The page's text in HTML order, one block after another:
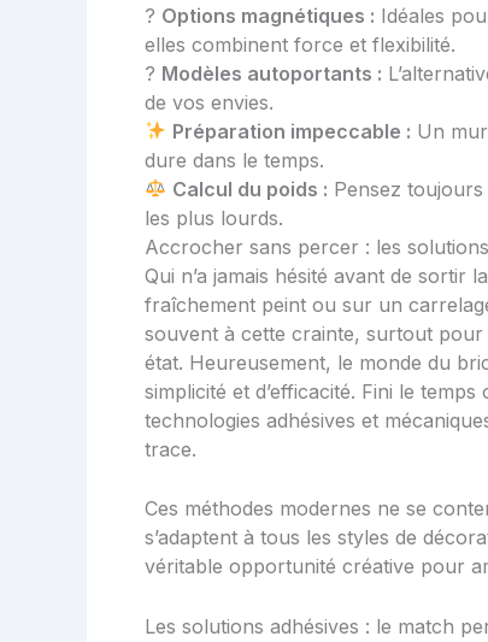
? Options magnétiques : Idéales
elles combinent force et flexibilité.
? Modèles autoportants :
de vos envies.
Préparation impeccable : Un
dure dans le temps.
Calcul du poids : Pensez
les plus lourds.
Accrocher sans percer : les
Qui n’a jamais hésité avant de
fraîchement peint ou sur un
souvent à cette crainte, surtout
état. Heureusement, le monde du
simplicité et d’efficacité. Fini le
technologies adhésives et
trace.
Ces méthodes modernes ne se
s’adaptent à tous les styles de
véritable opportunité créative pour
Les solutions adhésives : le match